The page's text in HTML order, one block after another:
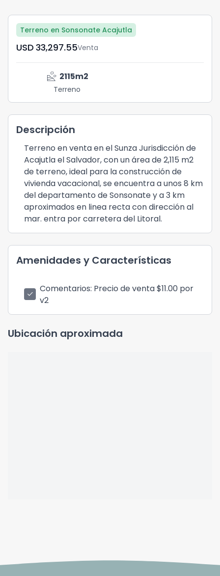
Terreno en Sonsonate Acajutla
USD	33,297.55Venta
landslide 2115m2
Terreno
Descripción
Terreno en venta en el Sunza Jurisdicción de
Acajutla el Salvador, con un área de 2,115 m2
de terreno, ideal para la construcción de
vivienda vacacional, se encuentra a unos 8 km
del departamento de Sonsonate y a 3 km
aproximados en linea recta con dirección al
mar. entra por carretera del Litoral.
Amenidades y Características
check Comentarios: Precio de venta $11.00 por
v2
Ubicación aproximada